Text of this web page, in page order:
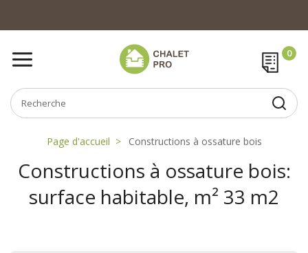
Page d'accueil Constructions à ossature bois
Constructions à ossature bois:
surface habitable, m² 33 m2